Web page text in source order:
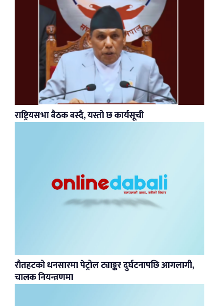
राष्ट्रियसभा बैठक बस्दै, यस्तो छ कार्यसूची
रौतहटको धनसारमा पेट्रोल ट्याङ्कर दुर्घटनापछि आगलागी,
चालक नियन्त्रणमा